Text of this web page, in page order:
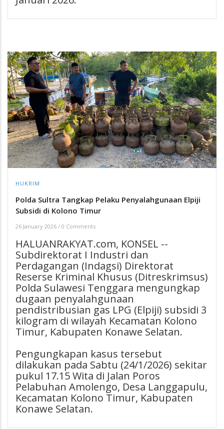
HUKRIM
Polda Sultra Tangkap Pelaku Penyalahgunaan Elpiji
Subsidi di Kolono Timur
26 January 2026 / 0 Comments
HALUANRAKYAT.com, KONSEL --
Subdirektorat I Industri dan
Perdagangan (Indagsi) Direktorat
Reserse Kriminal Khusus (Ditreskrimsus)
Polda Sulawesi Tenggara mengungkap
dugaan penyalahgunaan
pendistribusian gas LPG (Elpiji) subsidi 3
kilogram di wilayah Kecamatan Kolono
Timur, Kabupaten Konawe Selatan.
Pengungkapan kasus tersebut
dilakukan pada Sabtu (24/1/2026) sekitar
pukul 17.15 Wita di Jalan Poros
Pelabuhan Amolengo, Desa Langgapulu,
Kecamatan Kolono Timur, Kabupaten
Konawe Selatan.